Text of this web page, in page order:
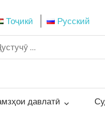
Тоҷикӣ Русский
давлатӣ